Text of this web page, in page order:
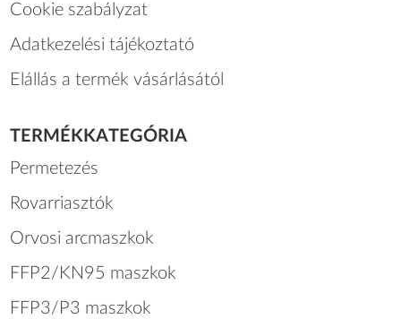
Cookie szabályzat
Adatkezelési tájékoztató
Elállás a termék vásárlásától
TERMÉKKATEGÓRIA
Permetezés
Rovarriasztók
Orvosi arcmaszkok
FFP2/KN95 maszkok
FFP3/P3 maszkok